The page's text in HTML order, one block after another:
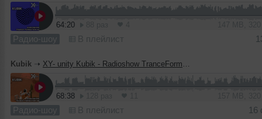
64:20
Радио-шоу В плейлист
Kubik ➝ XY- unity Kubik - Radioshow TranceFormation #50
68:38
Радио-шоу В плейлист 16